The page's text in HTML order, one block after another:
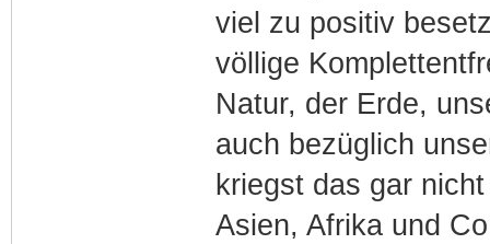
viel zu positiv
völlige
Natur, der Erde,
auch bezüglich
kriegst das gar
Asien, Afrika und